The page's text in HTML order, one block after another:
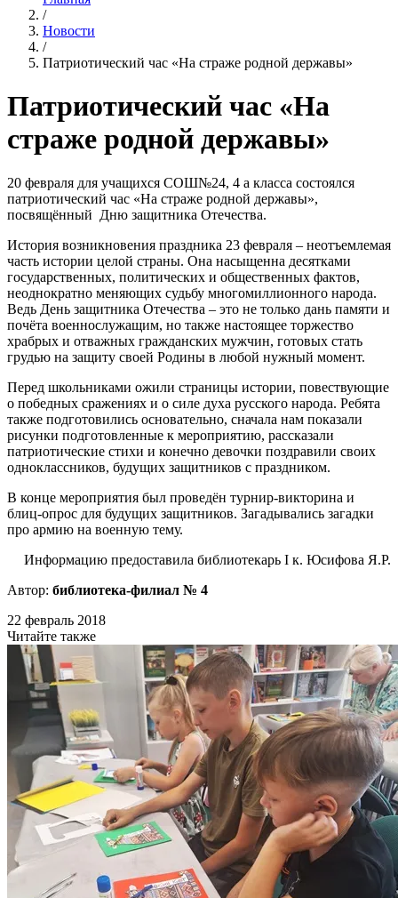
/
Новости
/
Патриотический час «На страже родной державы»
Патриотический час «На
страже родной державы»
20 февраля для учащихся СОШ№24, 4 а класса состоялся
патриотический час «На страже родной державы»,
посвящённый Дню защитника Отечества.
История возникновения праздника 23 февраля – неотъемлемая
часть истории целой страны. Она насыщенна десятками
государственных, политических и общественных фактов,
неоднократно меняющих судьбу многомиллионного народа.
Ведь День защитника Отечества – это не только дань памяти и
почёта военнослужащим, но также настоящее торжество
храбрых и отважных гражданских мужчин, готовых стать
грудью на защиту своей Родины в любой нужный момент.
Перед школьниками ожили страницы истории, повествующие
о победных сражениях и о силе духа русского народа. Ребята
также подготовились основательно, сначала нам показали
рисунки подготовленные к мероприятию, рассказали
патриотические стихи и конечно девочки поздравили своих
одноклассников, будущих защитников с праздником.
В конце мероприятия был проведён турнир-викторина и
блиц-опрос для будущих защитников. Загадывались загадки
про армию на военную тему.
Информацию предоставила библиотекарь I к. Юсифова Я.Р.
Автор: библиотека-филиал № 4
22 февраль 2018
Читайте также